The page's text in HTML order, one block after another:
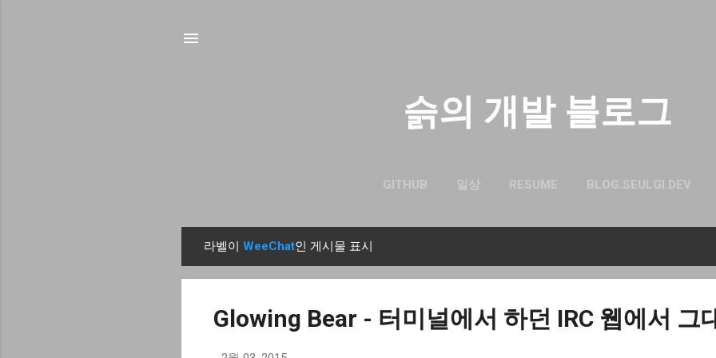
슭의 개발 블로그
GITHUB 일상 RESUME BLOG.SEULGI.DEV
라벨이 WeeChat인 게시물 표시
Glowing Bear - 터미널에서 하던 IRC 웹에서 그